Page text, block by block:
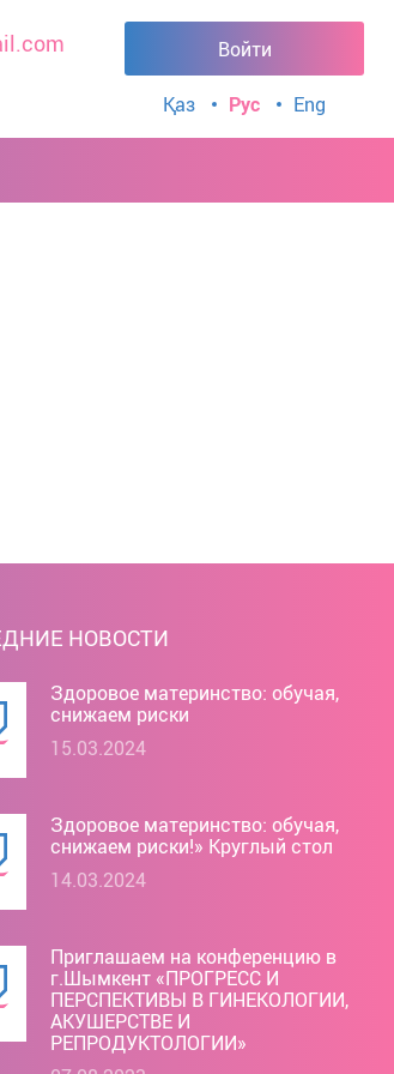
Войти
Қаз Рус Eng
НОВОСТИ
Здоровое материнство: обучая,
снижаем риски
15.03.2024
Здоровое материнство: обучая,
снижаем риски!» Круглый стол
14.03.2024
Приглашаем на конференцию в
г.Шымкент «ПРОГРЕСС И
ПЕРСПЕКТИВЫ В ГИНЕКОЛОГИИ,
АКУШЕРСТВЕ И
РЕПРОДУКТОЛОГИИ»